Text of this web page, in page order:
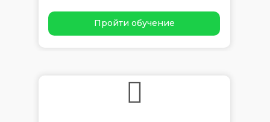
Пройти обучение